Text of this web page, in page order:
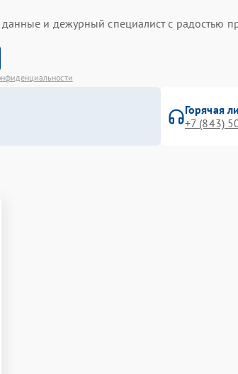
данные и дежурный специалист с радостью
Горячая
+7 (843)